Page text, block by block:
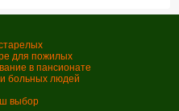
для пожилых
в пансионате
больных людей
выбор